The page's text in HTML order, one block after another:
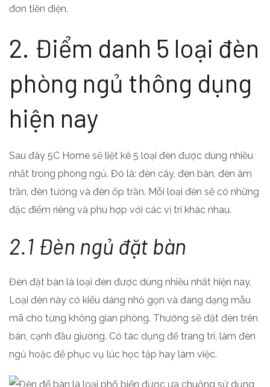
đơn tiền điện.
2. Điểm danh 5 loại đèn
phòng ngủ thông dụng
hiện nay
Sau đây 5C Home sẽ liệt kê 5 loại đèn được dùng nhiều
nhất trong phòng ngủ. Đó là: đèn cây, đèn bàn, đèn âm
trần, đèn tường và đèn ốp trần. Mỗi loại đèn sẽ có những
đặc điểm riêng và phù hợp với các vị trí khác nhau.
2.1 Đèn ngủ đặt bàn
Đèn đặt bàn là loại đèn được dùng nhiều nhất hiện nay.
Loại đèn này có kiểu dáng nhỏ gọn và đang dạng mẫu
mã cho từng không gian phòng. Thường sẽ đặt đèn trên
bàn, cạnh đầu giường. Có tác dụng để trang trí, làm đèn
ngủ hoặc để phục vụ lúc học tập hay làm việc.